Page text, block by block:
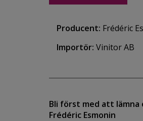
Producent: Frédéric
Importör: Vinitor AB
Bli först med att lämna
Frédéric Esmonin